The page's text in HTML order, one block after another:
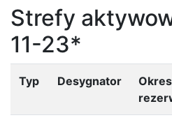
Strefy
11-23*
Typ Desygnator
Okres